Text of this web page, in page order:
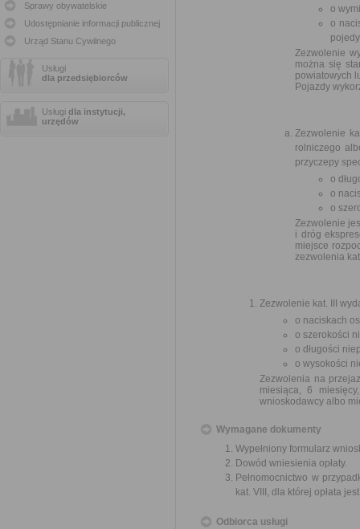
Sprawy obywatelskie
Udostępnianie informacji publicznej
Urząd Stanu Cywilnego
Usługi
dla przedsiębiorców
Usługi dla instytucji,
urzędów
o
o
Zezwolenie
można się
powiatowych
Pojazdy
Zezwolenie
rolniczego
przyczepy
o
o
o
Zezwolenie
i dróg
miejsce
zezwolenia
Zezwolenie kat. III
o naciskach
o szerokości
o długości
o wysokości
Zezwolenia na
miesiąca, 6
wnioskodawcy albo
Wymagane dokumenty
Wypełniony formularz
Dowód wniesienia opłaty.
Pełnomocnictwo w
kat. VIII, dla której opłata
Odbiorca usługi